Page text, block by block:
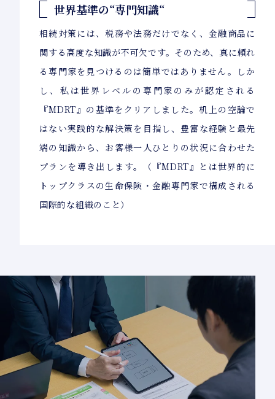
世界基準の“専門知識“
相続対策には、税務や法務だけでなく、金融商品に
関する高度な知識が不可欠です。そのため、真に頼れ
る専門家を見つけるのは簡単ではありません。しか
し、私は世界レベルの専門家のみが認定される
『MDRT』の基準をクリアしました。机上の空論で
はない実践的な解決策を目指し、豊富な経験と最先
端の知識から、お客様一人ひとりの状況に合わせた
プランを導き出します。（『MDRT』とは世界的に
トップクラスの生命保険・金融専門家で構成される
国際的な組織のこと）